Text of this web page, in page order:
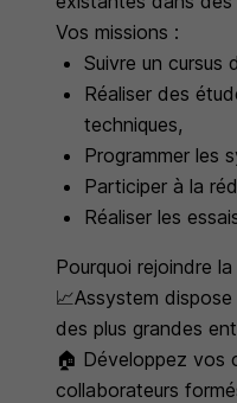
Vos missions :
Suivre un cursus
Réaliser des
techniques,
Programmer les
Participer à la
Réaliser les
Pourquoi rejoindre
📈Assystem
des plus grandes
🏠 Développez vos
collaborateurs